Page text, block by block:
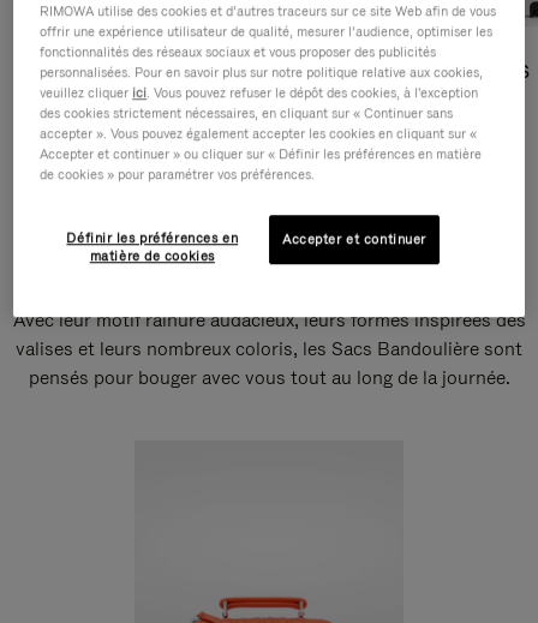
Sacs Bandoulière
DÉCOUVRIR
Sacs Cabas
DÉCOUVRIR
Sacs Bandoulière Groove
Avec leur motif rainuré audacieux, leurs formes inspirées des
valises et leurs nombreux coloris, les Sacs Bandoulière sont
pensés pour bouger avec vous tout au long de la journée.
RIMOWA utilise des cookies et d’autres traceurs sur ce site Web afin de vous
offrir une expérience utilisateur de qualité, mesurer l’audience, optimiser les
fonctionnalités des réseaux sociaux et vous proposer des publicités
personnalisées. Pour en savoir plus sur notre politique relative aux cookies,
veuillez cliquer ici. Vous pouvez refuser le dépôt des cookies, à l'exception
des cookies strictement nécessaires, en cliquant sur « Continuer sans
accepter ». Vous pouvez également accepter les cookies en cliquant sur «
Accepter et continuer » ou cliquer sur « Définir les préférences en matière
de cookies » pour paramétrer vos préférences.
Définir les préférences en
matière de cookies
Accepter et continuer